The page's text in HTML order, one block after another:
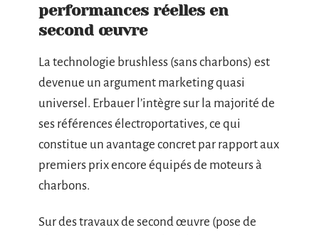
performances réelles en
second œuvre
La technologie brushless (sans charbons) est
devenue un argument marketing quasi
universel. Erbauer l’intègre sur la majorité de
ses références électroportatives, ce qui
constitue un avantage concret par rapport aux
premiers prix encore équipés de moteurs à
charbons.
Sur des travaux de second œuvre (pose de